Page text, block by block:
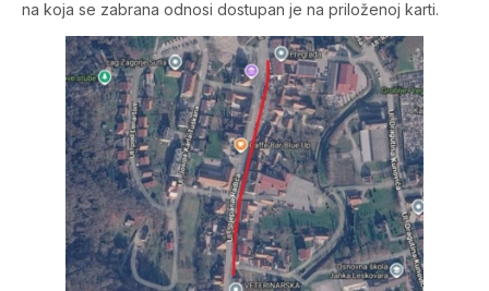
na koja se zabrana odnosi dostupan je na priloženoj karti.